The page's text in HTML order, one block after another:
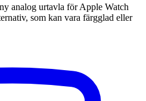
analog urtavla för Apple Watch
som kan vara färgglad eller